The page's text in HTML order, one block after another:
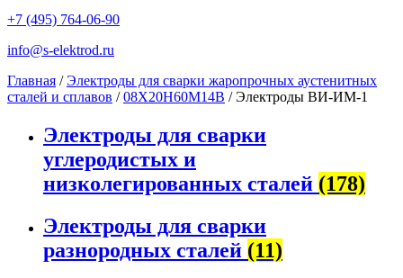
+7 (495) 764-06-90
info@s-elektrod.ru
Главная /Электроды для сварки жаропрочных аустенитных
сталей и сплавов /08Х20Н60М14В / Электроды ВИ-ИМ-1
Электроды для сварки
углеродистых и
низколегированных сталей (178)
Электроды для сварки
разнородных сталей (11)